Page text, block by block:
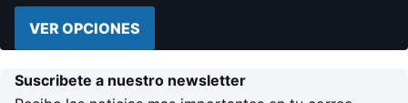
VER OPCIONES
Suscribete a nuestro newsletter